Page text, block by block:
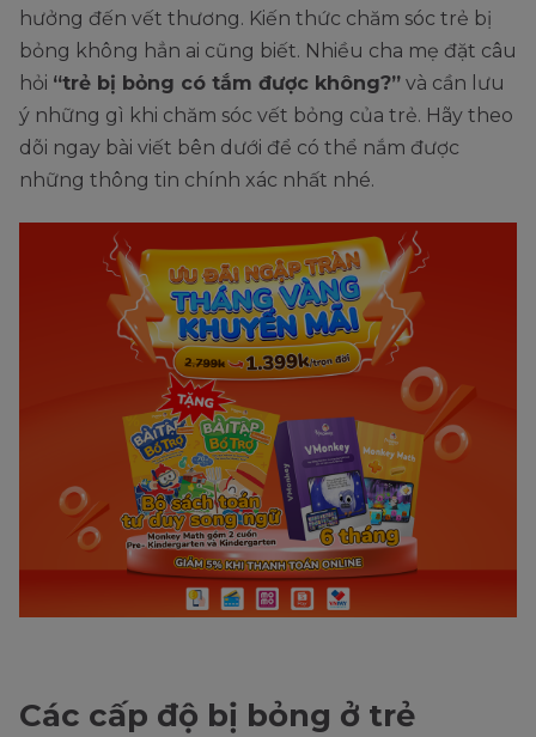
hưởng đến vết thương. Kiến thức chăm sóc trẻ bị
bỏng không hẳn ai cũng biết. Nhiều cha mẹ đặt câu
hỏi “trẻ bị bỏng có tắm được không?” và cần lưu
ý những gì khi chăm sóc vết bỏng của trẻ. Hãy theo
dõi ngay bài viết bên dưới để có thể nắm được
những thông tin chính xác nhất nhé.
Các cấp độ bị bỏng ở trẻ